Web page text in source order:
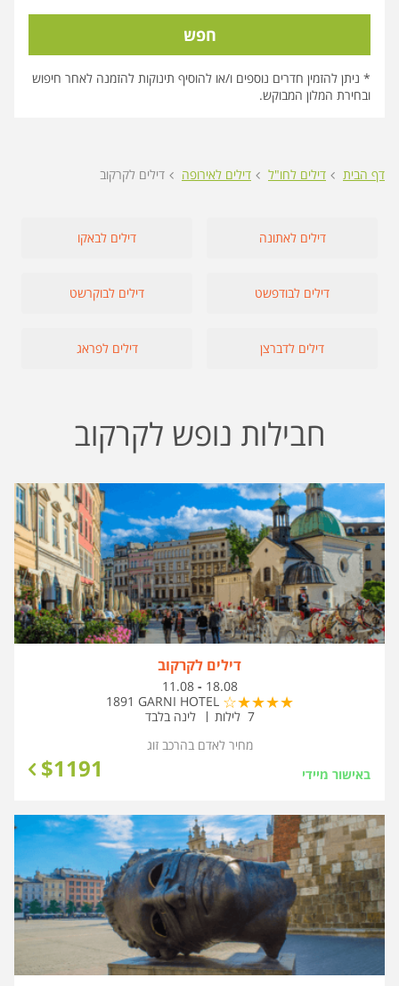
חפש
* ניתן להזמין חדרים נוספים ו/או להוסיף תינוקות להזמנה לאחר חיפוש
ובחירת המלון המבוקש.
דף הבית דילים לחו"ל דילים לאירופה דילים לקרקוב
דילים לאתונה דילים לבאקו
דילים לבודפשט דילים לבוקרשט
דילים לדברצן דילים לפראג
חבילות נופש לקרקוב
דילים לקרקוב
בין
התאריכים,
11.08 - 18.08
1891 GARNI HOTEL
7 לילות
לינה בלבד
באישור מיידי $1191
מחיר לאדם בהרכבזוג